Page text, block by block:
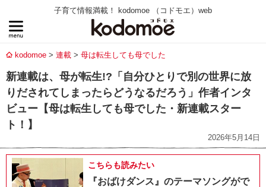
子育て情報満載！ kodomoe （コドモエ）web
kodomoe 連載 母は転生しても母でした
新連載は、母が転生!?「自分ひとりで別の世界に放
りだされてしまったらどうなるだろう」作者インタ
ビュー【母は転生しても母でした・新連載スター
ト！】
2026年5月14日
こちらも読みたい
『おばけダンス』のテーマソングがで